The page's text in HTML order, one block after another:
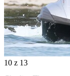
10 z 13